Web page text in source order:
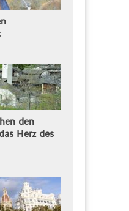
den
Herz des